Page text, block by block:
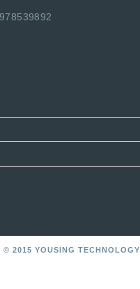
© 2015 YOUSING TECHNOLOGY